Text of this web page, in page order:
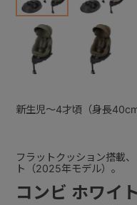
コンビ ホワイ
フラットクッション搭載
ト（2025年モデル）。
新生児～4才頃（身長